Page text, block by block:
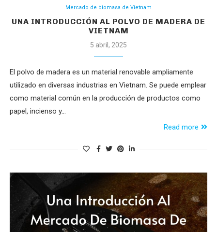
Mercado de biomasa de Vietnam
UNA INTRODUCCIÓN AL POLVO DE MADERA DE
VIETNAM
5 abril, 2025
El polvo de madera es un material renovable ampliamente
utilizado en diversas industrias en Vietnam. Se puede emplear
como material común en la producción de productos como
papel, incienso y…
Read more